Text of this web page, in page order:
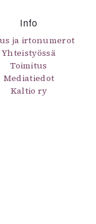
Info
ja irtonumerot
Yhteistyössä
Toimitus
Mediatiedot
Kaltio ry